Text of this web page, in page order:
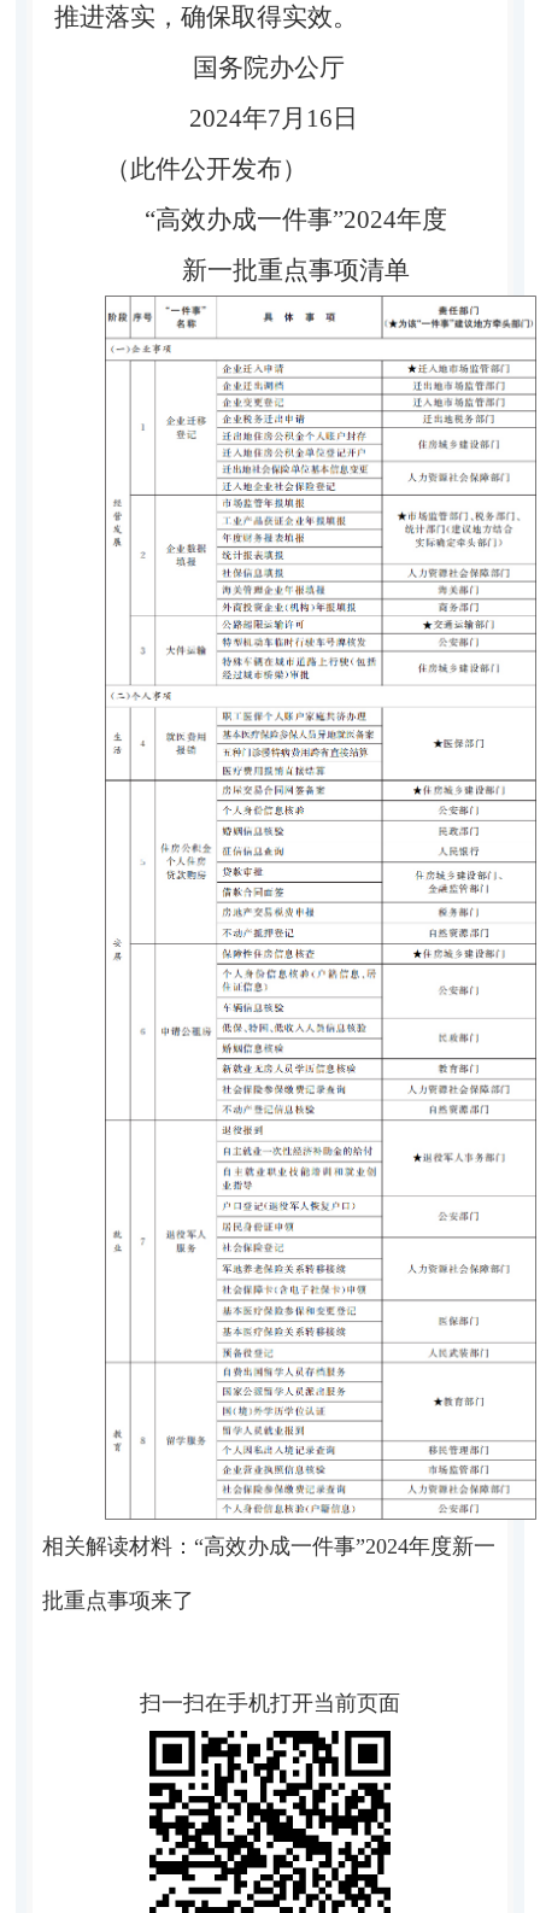
推进落实，确保取得实效。
国务院办公厅
2024年7月16日
（此件公开发布）
“高效办成一件事”2024年度
新一批重点事项清单
相关解读材料： “高效办成一件事”2024年度新一
批重点事项来了
扫一扫在手机打开当前页面